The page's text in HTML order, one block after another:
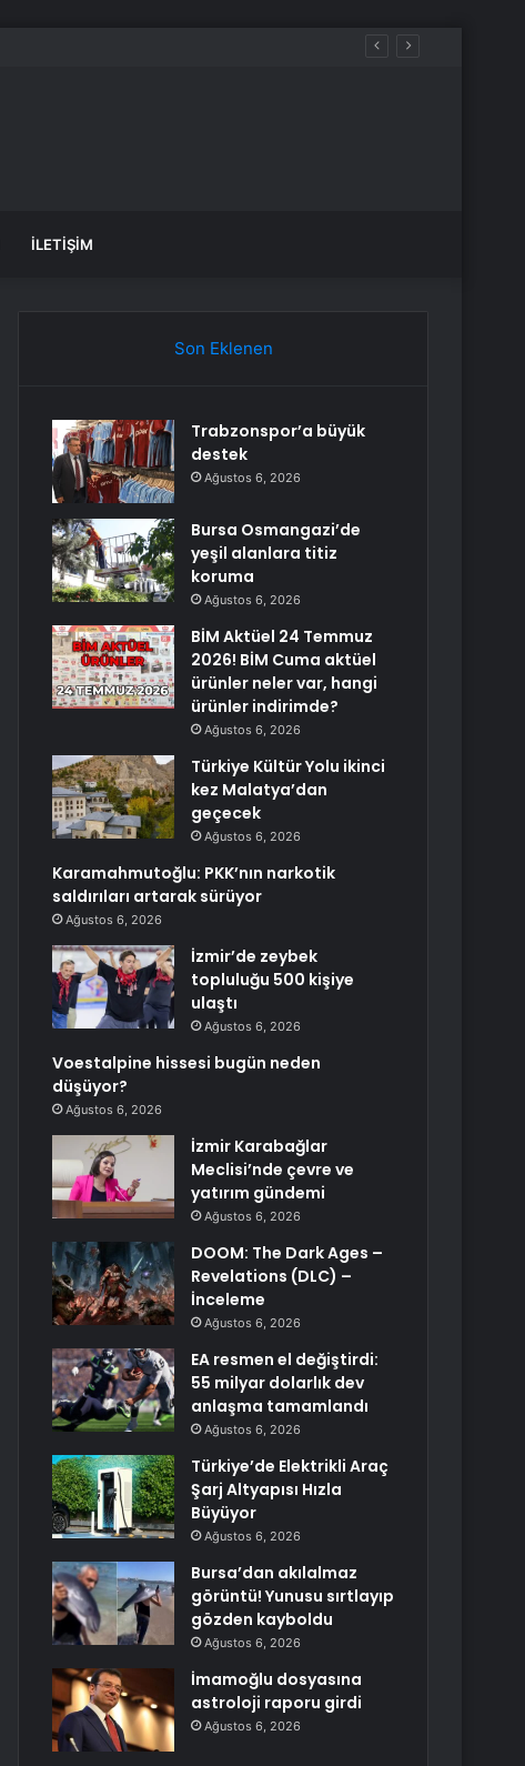
İLETIŞIM
Son Eklenen
Trabzonspor’a büyük
destek
Ağustos 6, 2026
Bursa Osmangazi’de
yeşil alanlara titiz
koruma
Ağustos 6, 2026
BİM Aktüel 24 Temmuz
2026! BİM Cuma aktüel
ürünler neler var, hangi
ürünler indirimde?
Ağustos 6, 2026
Türkiye Kültür Yolu ikinci
kez Malatya’dan
geçecek
Ağustos 6, 2026
Karamahmutoğlu: PKK’nın narkotik
saldırıları artarak sürüyor
Ağustos 6, 2026
İzmir’de zeybek
topluluğu 500 kişiye
ulaştı
Ağustos 6, 2026
Voestalpine hissesi bugün neden
düşüyor?
Ağustos 6, 2026
İzmir Karabağlar
Meclisi’nde çevre ve
yatırım gündemi
Ağustos 6, 2026
DOOM: The Dark Ages –
Revelations (DLC) –
İnceleme
Ağustos 6, 2026
EA resmen el değiştirdi:
55 milyar dolarlık dev
anlaşma tamamlandı
Ağustos 6, 2026
Türkiye’de Elektrikli Araç
Şarj Altyapısı Hızla
Büyüyor
Ağustos 6, 2026
Bursa’dan akılalmaz
görüntü! Yunusu sırtlayıp
gözden kayboldu
Ağustos 6, 2026
İmamoğlu dosyasına
astroloji raporu girdi
Ağustos 6, 2026